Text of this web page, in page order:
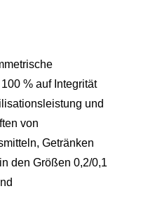
% auf Integrität
und
von
Getränken
den Größen 0,2/0,1